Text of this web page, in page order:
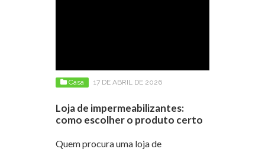
Casa 17 DE ABRIL DE 2026
Loja de impermeabilizantes:
como escolher o produto certo
Quem procura uma loja de